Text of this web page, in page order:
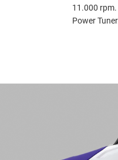
11.000
Power